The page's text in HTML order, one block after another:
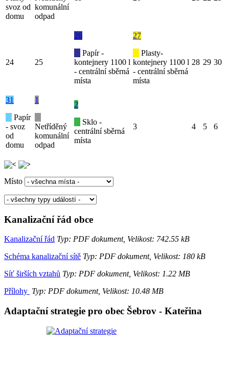
svoz od
domu
komunální
odpad
24 25
26
Papír -
kontejnery 1100 l
- centrální sběrná
místa
27
Plasty-
kontejnery 1100 l
- centrální sběrná
místa
28 29 30
31
Papír
- svoz
od
domu
1
Netříděný
komunální
odpad
2
Sklo -
centrální sběrná
místa
3 4 5 6
Místo
Kanalizační řád obce
Kanalizační řád Typ: PDF dokument, Velikost: 742.55 kB
Schéma kanalizační sítě Typ: PDF dokument, Velikost: 180 kB
Síť širších vztahů Typ: PDF dokument, Velikost: 1.22 MB
Přílohy Typ: PDF dokument, Velikost: 10.48 MB
Adaptační strategie pro obec Šebrov - Kateřina